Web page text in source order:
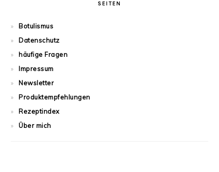
SEITEN
Botulismus
Datenschutz
häufige Fragen
Impressum
Newsletter
Produktempfehlungen
Rezeptindex
Über mich